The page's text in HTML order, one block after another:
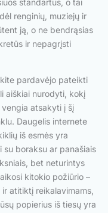
renginių, muziejų ir
ją, o ne bendrąsias
ir nepagrįsti
pardavėjo pateikti
aiškiai nurodyti, kokį
atsakyti į šį
Daugelis internete
iš esmės yra
boraksu ar panašiais
bet neturintys
kitokio požiūrio –
atitiktį reikalavimams,
popierius iš tiesų yra